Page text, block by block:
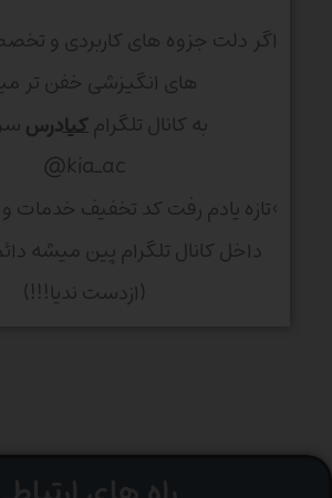
اگر دلت جزوه های کاربردی و
های انگیزشی خفن تر
به کانال تلگرامکیادرس
kia_ac@
>تازه یادم رفت کد تخفیف
داخل کانال تلگرام پین میشه
(ازدست ندیا!!!)